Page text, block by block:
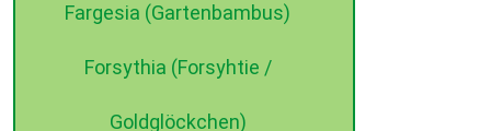
Fargesia (Gartenbambus)
Forsythia (Forsyhtie /
Goldglöckchen)